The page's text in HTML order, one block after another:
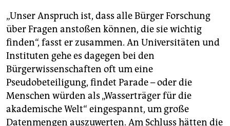
„Unser Anspruch ist, dass alle Bürger Forschung
über Fragen anstoßen können, die sie wichtig
finden“, fasst er zusammen. An Universitäten und
Instituten gehe es dagegen bei den
Bürgerwissenschaften oft um eine
Pseudobeteiligung, findet Parade – oder die
Menschen würden als „Wasserträger für die
akademische Welt“ eingespannt, um große
Datenmengen auszuwerten. Am Schluss hätten die